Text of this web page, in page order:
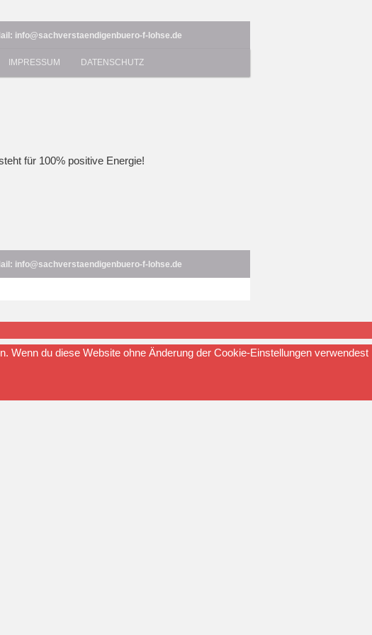
info@sachverstaendigenbuero-f-lohse.de
IMPRESSUM DATENSCHUTZ
für 100% positive Energie!
info@sachverstaendigenbuero-f-lohse.de
Wenn du diese Website ohne Änderung der Cookie-Einstellungen verwendest